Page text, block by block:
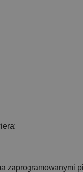
zaprogramowanymi